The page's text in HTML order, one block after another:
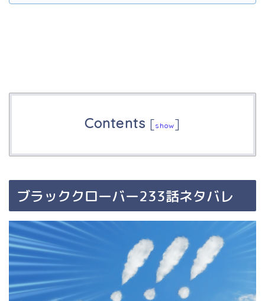
Contents [show]
ブラッククローバー233話ネタバレ